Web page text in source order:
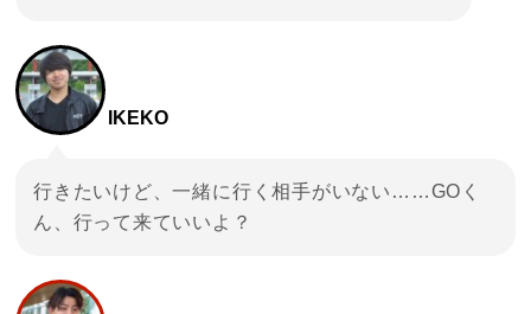
IKEKO
行きたいけど、一緒に行く相手がいない……GOく
ん、行って来ていいよ？